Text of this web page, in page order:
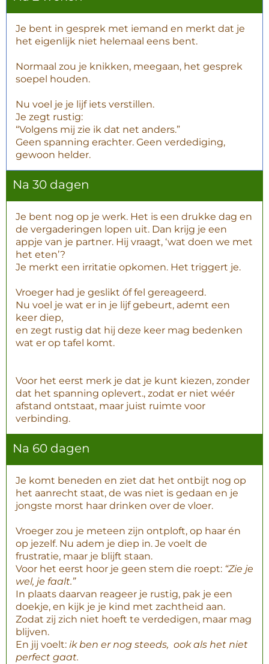
Je bent in gesprek met iemand en merkt dat je
het eigenlijk niet helemaal eens bent.
Normaal zou je knikken, meegaan, het gesprek
soepel houden.
Nu voel je je lijf iets verstillen.
Je zegt rustig:
“Volgens mij zie ik dat net anders.”
Geen spanning erachter. Geen verdediging,
gewoon helder.
Na 30 dagen
Je bent nog op je werk. Het is een drukke dag en
de vergaderingen lopen uit. Dan krijg je een
appje van je partner. Hij vraagt, ‘wat doen we met
het eten’?
Je merkt een irritatie opkomen. Het triggert je.
Vroeger had je geslikt óf fel gereageerd.
Nu voel je wat er in je lijf gebeurt, ademt een
keer diep,
en zegt rustig dat hij deze keer mag bedenken
wat er op tafel komt.
Voor het eerst merk je dat je kunt kiezen, zonder
dat het spanning oplevert., zodat er niet wéér
afstand ontstaat, maar juist ruimte voor
verbinding.
Na 60 dagen
Je komt beneden en ziet dat het ontbijt nog op
het aanrecht staat, de was niet is gedaan en je
jongste morst haar drinken over de vloer.
Vroeger zou je meteen zijn ontploft, op haar én
op jezelf. Nu adem je diep in. Je voelt de
frustratie, maar je blijft staan.
Voor het eerst hoor je geen stem die roept: “Zie je
wel, je faalt.”
In plaats daarvan reageer je rustig, pak je een
doekje, en kijk je je kind met zachtheid aan.
Zodat zij zich niet hoeft te verdedigen, maar mag
blijven.
En jij voelt: ik ben er nog steeds, ook als het niet
perfect gaat.